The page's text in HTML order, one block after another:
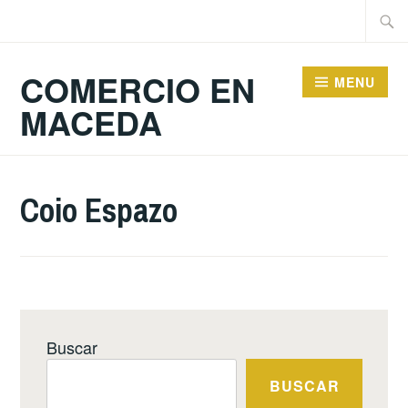
COMERCIO EN
MACEDA
MENU
Coio Espazo
Buscar
BUSCAR